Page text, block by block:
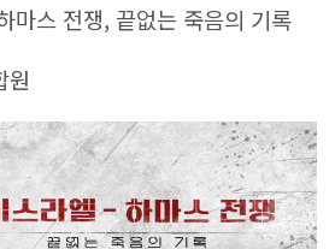
마스 전쟁, 끝없는 죽음의 기록
원